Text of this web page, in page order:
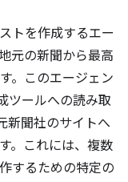
トを作成するエー
元の新聞から最高
。このエージェン
ツールへの読み取
新聞社のサイトへ
。これには、複数
するための特定の